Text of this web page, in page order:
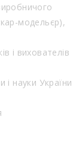
модельєр),
і вихователів
і науки України